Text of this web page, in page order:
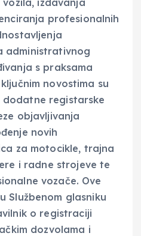
izdavanja
profesionalnih
administrativnog
s praksama
novostima su
registarske
objavljivanja
novih
za motocikle, trajna
i radne strojeve te
vozače. Ove
Službenom glasniku
o registraciji
dozvolama i